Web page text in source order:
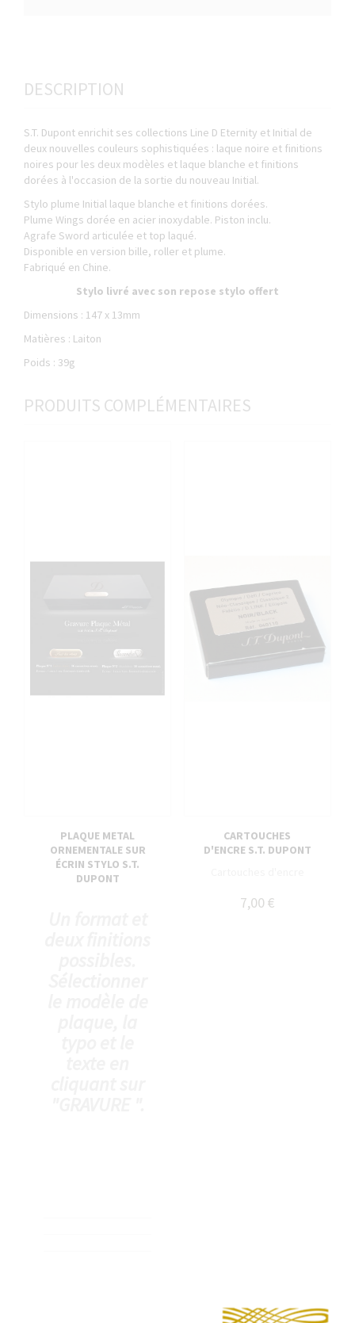
DESCRIPTION
S.T. Dupont enrichit ses collections Line D Eternity et Initial de
deux nouvelles couleurs sophistiquées : laque noire et finitions
noires pour les deux modèles et laque blanche et finitions
dorées à l'occasion de la sortie du nouveau Initial.
Stylo plume Initial laque blanche et finitions dorées.
Plume Wings dorée en acier inoxydable. Piston inclu.
Agrafe Sword articulée et top laqué.
Disponible en version bille, roller et plume.
Fabriqué en Chine.
Stylo livré avec son repose stylo offert
Dimensions : 147 x 13mm
Matières : Laiton
Poids : 39g
PRODUITS COMPLÉMENTAIRES
PLAQUE METAL
ORNEMENTALE SUR
ÉCRIN STYLO S.T.
DUPONT
CARTOUCHES
D'ENCRE S.T. DUPONT
7,00 €